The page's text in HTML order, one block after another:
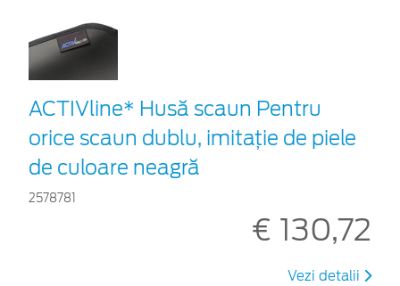
ACTIVline* Husă scaun Pentru
orice scaun dublu, imitație de piele
de culoare neagră
2578781
€ 130,72
Vezi detalii